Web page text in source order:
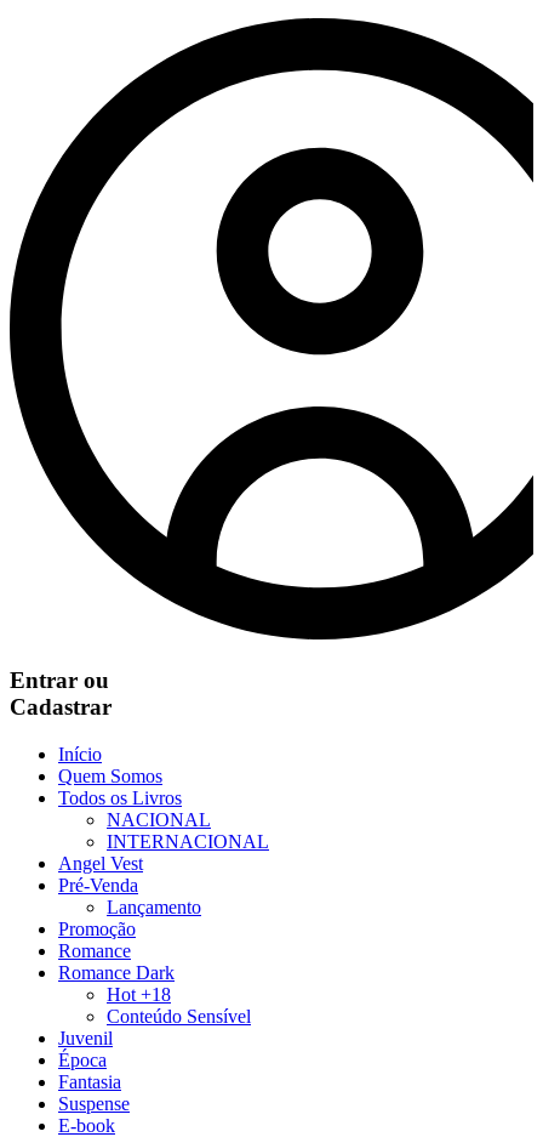
Entrar ou
Cadastrar
Início
Quem Somos
Todos os Livros
NACIONAL
INTERNACIONAL
Angel Vest
Pré-Venda
Lançamento
Promoção
Romance
Romance Dark
Hot +18
Conteúdo Sensível
Juvenil
Época
Fantasia
Suspense
E-book